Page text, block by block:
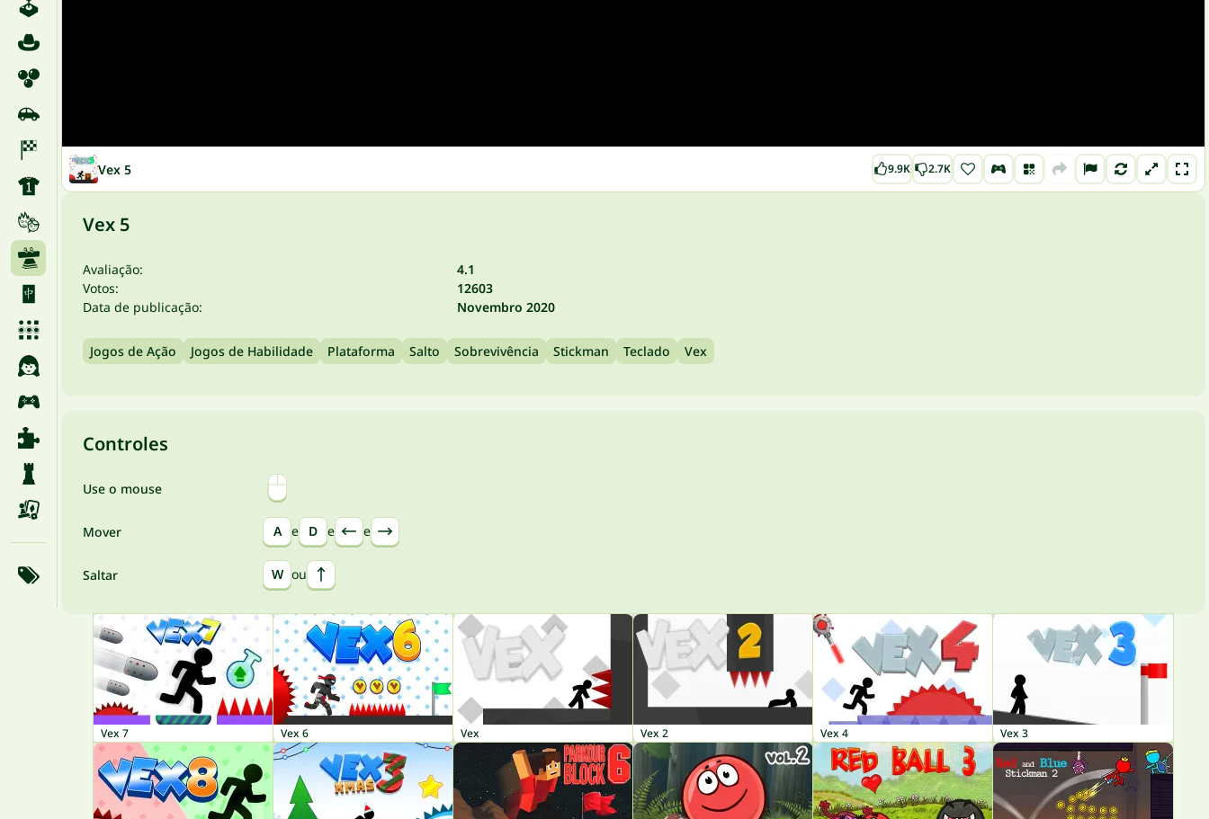
Vex 5 9.9K 2.7K
Vex 5
Avaliação:
4.1
Votos:
12603
Data de publicação:
Novembro 2020
Jogos de Ação Jogos de Habilidade Plataforma Salto Sobrevivência Stickman Teclado Vex
Controles
Use o mouse
Mover A e D e e
Saltar W ou
Vex 7 Vex 6 Vex Vex 2 Vex 4 Vex 3